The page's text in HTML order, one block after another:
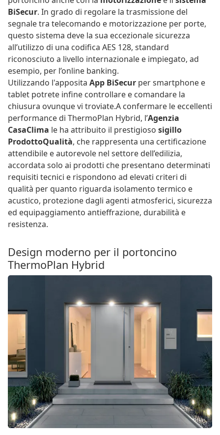
BiSecur. In grado di regolare la trasmissione del
segnale tra telecomando e motorizzazione per porte,
questo sistema deve la sua eccezionale sicurezza
all’utilizzo di una codifica AES 128, standard
riconosciuto a livello internazionale e impiegato, ad
esempio, per l’online banking.
Utilizzando l'apposita App BiSecur per smartphone e
tablet potrete infine controllare e comandare la
chiusura ovunque vi troviate.A confermare le eccellenti
performance di ThermoPlan Hybrid, l’Agenzia
CasaClima le ha attribuito il prestigioso sigillo
ProdottoQualità, che rappresenta una certificazione
attendibile e autorevole nel settore dell’edilizia,
accordata solo ai prodotti che presentano determinati
requisiti tecnici e rispondono ad elevati criteri di
qualità per quanto riguarda isolamento termico e
acustico, protezione dagli agenti atmosferici, sicurezza
ed equipaggiamento antieffrazione, durabilità e
resistenza.
Design moderno per il portoncino
ThermoPlan Hybrid